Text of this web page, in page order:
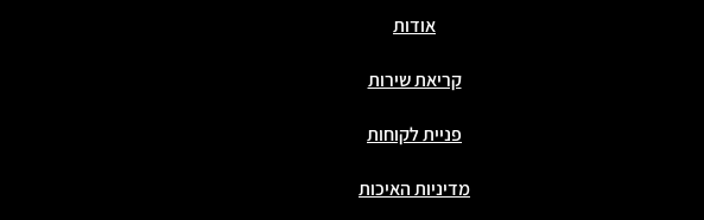
אודות
קריאת שירות
פניית לקוחות
מדיניות האיכות